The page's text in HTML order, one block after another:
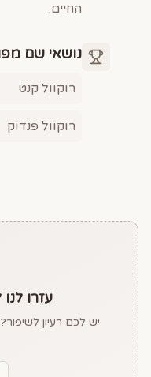
החיים.
נושאי שם
רוקוול קנט
רוקוול פנדוק
עזרו
יש לכם רעיון